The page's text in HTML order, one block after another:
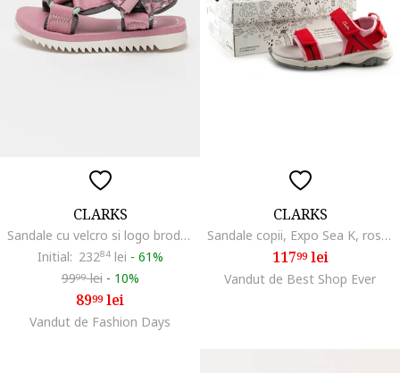
CLARKS
Sandale cu velcro si logo brodat Peak Web, Gri/Roz deschis
Initial: 23284lei - 61%
9999lei - 10%
8999lei
Vandut de Fashion Days
CLARKS
Sandale copii, Expo Sea K, rosu, textil,
11799lei
Vandut de Best Shop Ever